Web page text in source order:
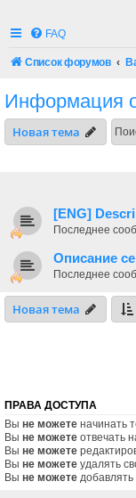
FAQ
Список форумов
Информация
Новая тема
[ENG]
Последнее
Описание
Последнее
Новая тема
ПРАВА ДОСТУПА
Вы не можете начинать
Вы не можете отвечать
Вы не можете
Вы не можете удалять
Вы не можете